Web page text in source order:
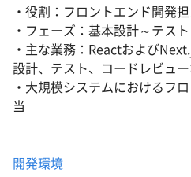
・役割：フロントエンド開発担
・フェーズ：基本設計～テスト
・主な業務：Reactおよび
設計、テスト、コードレビュ
・大規模システムにおけるフ
当
開発環境